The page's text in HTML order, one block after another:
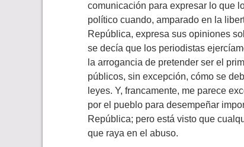
comunicación para expresar lo que
político cuando, amparado en la
República, expresa sus opiniones
se decía que los periodistas
la arrogancia de pretender ser el
públicos, sin excepción, cómo se
leyes. Y, francamente, me parece
por el pueblo para desempeñar
República; pero está visto que
que raya en el abuso.